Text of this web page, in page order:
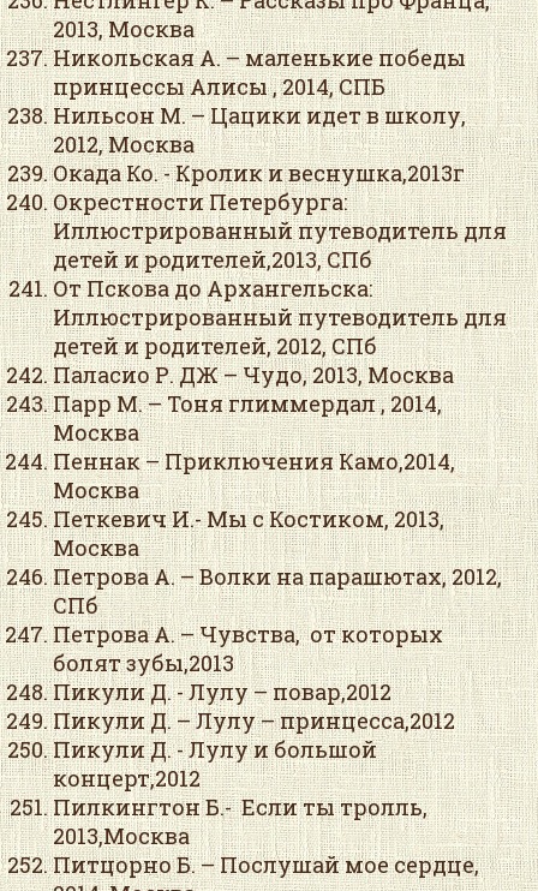
2013, Москва
Никольская А. – маленькие победы
принцессы Алисы , 2014, СПБ
Нильсон М. – Цацики идет в школу,
2012, Москва
Окада Ко. - Кролик и веснушка,2013г
Окрестности Петербурга:
Иллюстрированный путеводитель для
детей и родителей,2013, СПб
От Пскова до Архангельска:
Иллюстрированный путеводитель для
детей и родителей, 2012, СПб
Паласио Р. ДЖ – Чудо, 2013, Москва
Парр М. – Тоня глиммердал , 2014,
Москва
Пеннак – Приключения Камо,2014,
Москва
Петкевич И.- Мы с Костиком, 2013,
Москва
Петрова А. – Волки на парашютах, 2012,
СПб
Петрова А. – Чувства, от которых
болят зубы,2013
Пикули Д. - Лулу – повар,2012
Пикули Д. – Лулу – принцесса,2012
Пикули Д. - Лулу и большой
концерт,2012
Пилкингтон Б.- Если ты тролль,
2013,Москва
Питцорно Б. – Послушай мое сердце,